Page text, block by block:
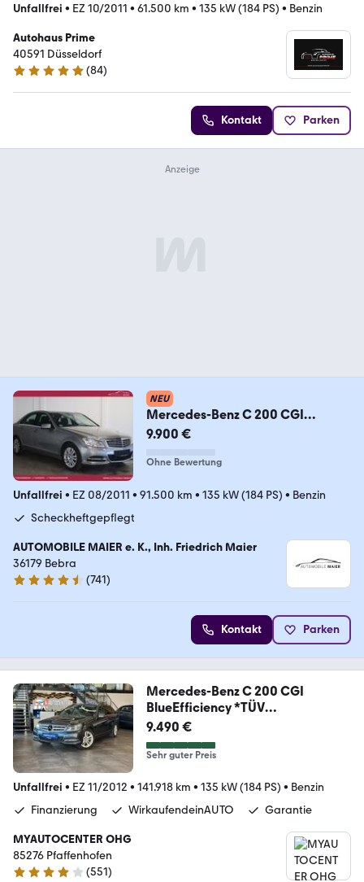
Unfallfrei • EZ 10/2011 • 61.500 km • 135 kW (184 PS) • Benzin
Autohaus Prime
40591 Düsseldorf
4.9 Sterne
(84)
Kontakt Parken
NEU
Mercedes-Benz C 200 CGI
BlueEfficiency Navi-Limiter-SHZ-
9.900 €
Ohne Bewertung
Unfallfrei • EZ 08/2011 • 91.500 km • 135 kW (184 PS) • Benzin
Scheckheftgepflegt
AUTOMOBILE MAIER e. K., Inh. Friedrich Maier
36179 Bebra
4.6 Sterne
(741)
Kontakt Parken
Mercedes-Benz C 200 CGI
BlueEfficiency *TÜV
NEU*Avantgarde*
9.490 €
Sehr guter Preis
Unfallfrei • EZ 11/2012 • 141.918 km • 135 kW (184 PS) • Benzin
Finanzierung
WirkaufendeinAUTO Garantie
MYAUTOCENTER OHG
85276 Pfaffenhofen
4.2 Sterne
(551)